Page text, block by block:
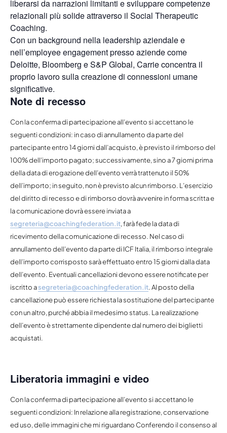
liberarsi da narrazioni limitanti e sviluppare competenze
relazionali più solide attraverso il Social Therapeutic
Coaching.
Con un background nella leadership aziendale e
nell’employee engagement presso aziende come
Deloitte, Bloomberg e S&P Global, Carrie concentra il
proprio lavoro sulla creazione di connessioni umane
significative.
Note di recesso
Con la conferma di partecipazione all’evento si accettano le
seguenti condizioni: in caso di annullamento da parte del
partecipante entro 14 giorni dall’acquisto, è previsto il rimborso del
100% dell’importo pagato; successivamente, sino a 7 giorni prima
della data di erogazione dell’evento verrà trattenuto il 50%
dell’importo; in seguito, non è previsto alcun rimborso. L’esercizio
del diritto di recesso e di rimborso dovrà avvenire in forma scritta e
la comunicazione dovrà essere inviata a
segreteria@coachingfederation.it, farà fede la data di
ricevimento della comunicazione di recesso. Nel caso di
annullamento dell’evento da parte di ICF Italia, il rimborso integrale
dell’importo corrisposto sarà effettuato entro 15 giorni dalla data
dell’evento. Eventuali cancellazioni devono essere notificate per
iscritto asegreteria@coachingfederation.it. Al posto della
cancellazione può essere richiesta la sostituzione del partecipante
con un altro, purché abbia il medesimo status. La realizzazione
dell’evento è strettamente dipendente dal numero dei biglietti
acquistati.
Liberatoria immagini e video
Con la conferma di partecipazione all’evento si accettano le
seguenti condizioni: In relazione alla registrazione, conservazione
ed uso, delle immagini che mi riguardano Conferendo il consenso al